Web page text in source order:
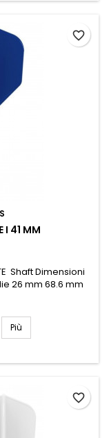
I 41 MM
Shaft Dimensioni
26 mm 68.6 mm
Più
favorite_border
favorite_border